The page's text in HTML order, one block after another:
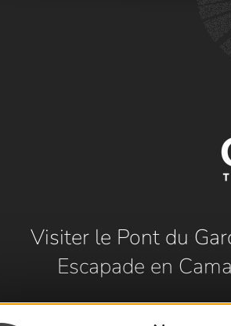
Visiter le Pont du
Escapade en